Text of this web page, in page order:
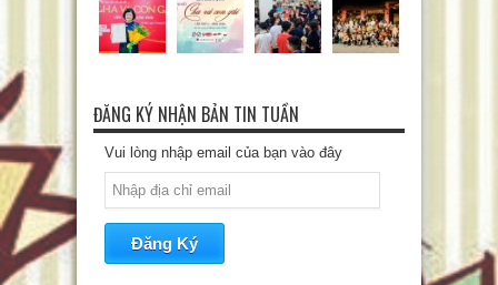
ĐĂNG KÝ NHẬN BẢN TIN TUẦN
Vui lòng nhập email của bạn vào đây